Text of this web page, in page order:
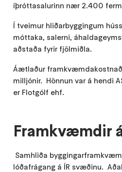
íþróttasalurinn nær 2.400
Í tveimur hliðarbyggingum
móttaka, salerni,
aðstaða fyrir fjölmiðla.
Áætlaður
milljónir. Hönnun var á hendi
er Flotgólf ehf.
Framkvæmdir
Samhliða
lóðafrágang á ÍR svæðinu.